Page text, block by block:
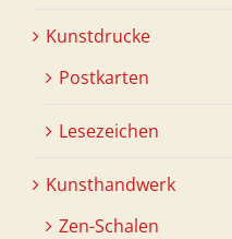
Kunstdrucke
Postkarten
Lesezeichen
Kunsthandwerk
Zen-Schalen